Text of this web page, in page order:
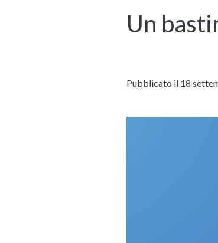
Un
Pubblicato il 18